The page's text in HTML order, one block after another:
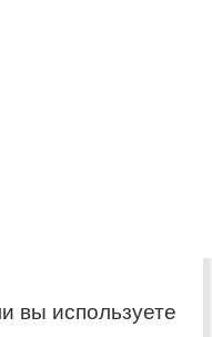
вы используете